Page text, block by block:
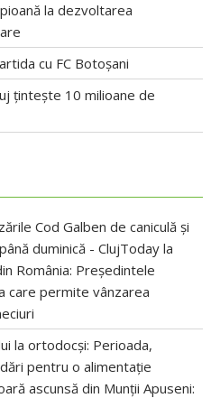
la dezvoltarea
cu FC Botoșani
țintește 10 milioane de
Cod Galben de caniculă și
duminică - ClujToday la
România: Președintele
care permite vânzarea
la ortodocși: Perioada,
pentru o alimentație
ascunsă din Munții Apuseni: